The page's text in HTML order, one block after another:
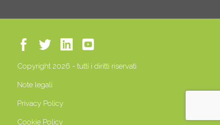
Copyright 2026 - tutti i diritti riservati
Note legali
Privacy Policy
Cookie Policy